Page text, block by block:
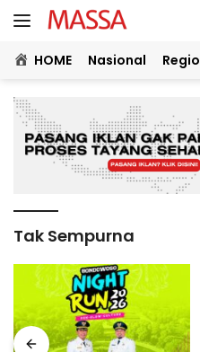
Langsung
ke
konten
HOME Nasional
Tak Sempurna